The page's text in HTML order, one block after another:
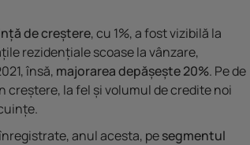
de creștere, cu 1%, a fost vizibilă la
rezidențiale scoase la vânzare,
însă, majorarea depășește 20%. Pe de
la fel și volumul de credite noi
anul acesta, pesegmentul